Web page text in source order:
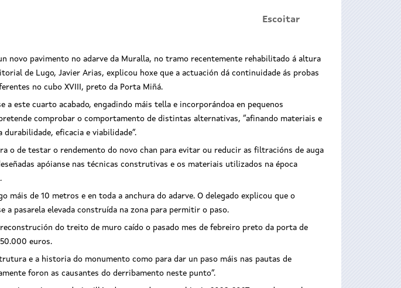
Escoitar
novo pavimento no adarve da Muralla, no tramo recentemente rehabilitado á altura
de Lugo, Javier Arias, explicou hoxe que a actuación dá continuidade ás probas
no cubo XVIII, preto da Porta Miñá.
a este cuarto acabado, engadindo máis tella e incorporándoa en pequenos
comprobar o comportamento de distintas alternativas, “afinando materiais e
eficacia e viabilidade”.
o de testar o rendemento do novo chan para evitar ou reducir as filtracións de auga
apóianse nas técnicas construtivas e os materiais utilizados na época
de 10 metros e en toda a anchura do adarve. O delegado explicou que o
pasarela elevada construída na zona para permitir o paso.
do treito de muro caído o pasado mes de febreiro preto da porta de
euros.
e a historia do monumento como para dar un paso máis nas pautas de
foron as causantes do derribamento neste punto”.